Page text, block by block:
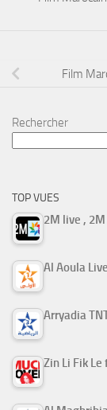
Rechercher
TOP VUES
2M live ,
Al Aoula
Arryadia